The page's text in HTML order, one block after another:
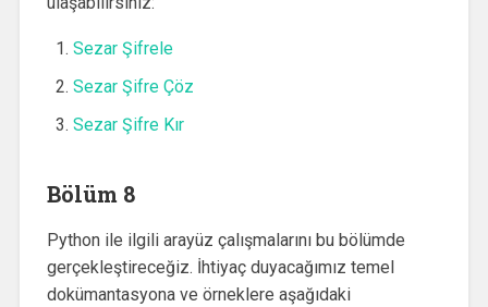
Sezar Şifrele
Sezar Şifre Çöz
Sezar Şifre Kır
Bölüm 8
Python ile ilgili arayüz çalışmalarını bu bölümde
gerçekleştireceğiz. İhtiyaç duyacağımız temel
dokümantasyona ve örneklere aşağıdaki